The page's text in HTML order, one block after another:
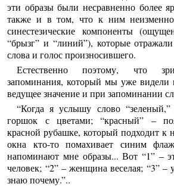
эти образы были несравненно более
также и в том, что к ним неизменно
синестезические компоненты
“брызг” и “линий”), которые
слова и голос произносившего.
Естественно поэтому, что
запоминания, который мы уже видели
ведущее значение и при запоминании
“Когда я услышу слово “зеленый,”
горшок с цветами; “красный” –
красной рубашке, который подходит к
окна кто-то помахивает синим
напоминают мне образы... Вот “1” –
человек; “2” – женщина веселая; “3”
знаю почему.”..